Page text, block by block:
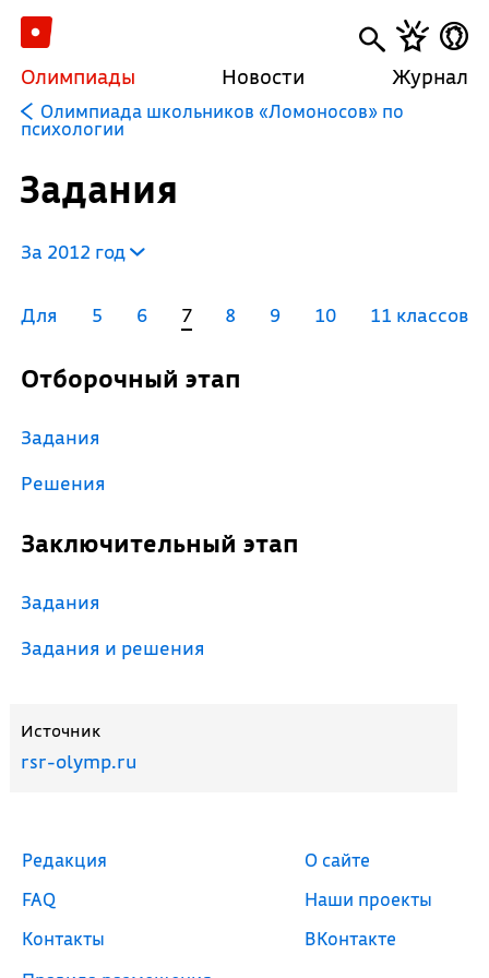
Олимпиады Новости Журнал
Олимпиада школьников «Ломоносов» по
психологии
Задания
За 2012 год
Для 5 6 7 8 9 10 11 классов
Отборочный этап
Задания
Решения
Заключительный этап
Задания
Задания и решения
Источник
rsr-olymp.ru
Редакция
FAQ
Контакты
О сайте
Наши проекты
ВКонтакте